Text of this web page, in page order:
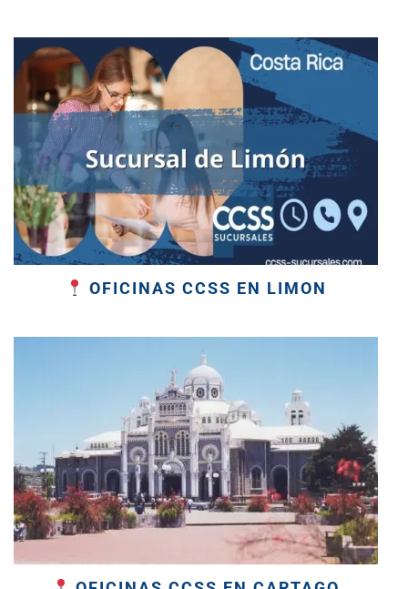
OFICINAS CCSS EN LIMON